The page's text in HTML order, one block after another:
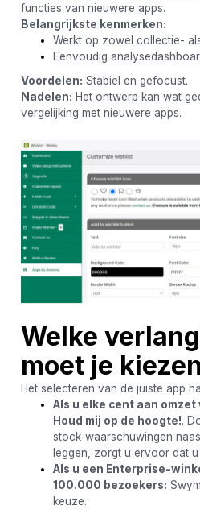
functies van nieuwere apps.
Belangrijkste kenmerken:
Werkt op zowel collectie-
Eenvoudig
Voordelen: Stabiel en gefocust.
Nadelen: Het ontwerp kan wat
vergelijking met nieuwere apps.
Welke
moet je
Het selecteren van de juiste app
Als u elke cent aan
Houd mij op de hoogte!.
stock-waarschuwingen
leggen, zorgt u ervoor dat
Als u een Enterprise-
100.000 bezoekers:
keuze.